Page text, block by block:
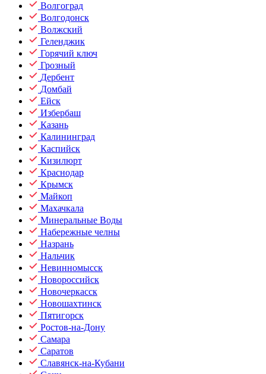
Волгоград
Волгодонск
Волжский
Геленджик
Горячий ключ
Грозный
Дербент
Домбай
Ейск
Избербаш
Казань
Калининград
Каспийск
Кизилюрт
Краснодар
Крымск
Майкоп
Махачкала
Минеральные Воды
Набережные челны
Назрань
Нальчик
Невинномысск
Новороссийск
Новочеркасск
Новошахтинск
Пятигорск
Ростов-на-Дону
Самара
Саратов
Славянск-на-Кубани